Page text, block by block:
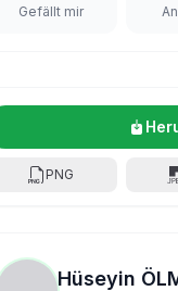
Gefällt mir
PNG
Hüseyin